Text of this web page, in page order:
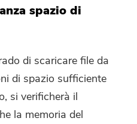
spazio di
di scaricare file da
di spazio sufficiente
si verificherà il
la memoria del